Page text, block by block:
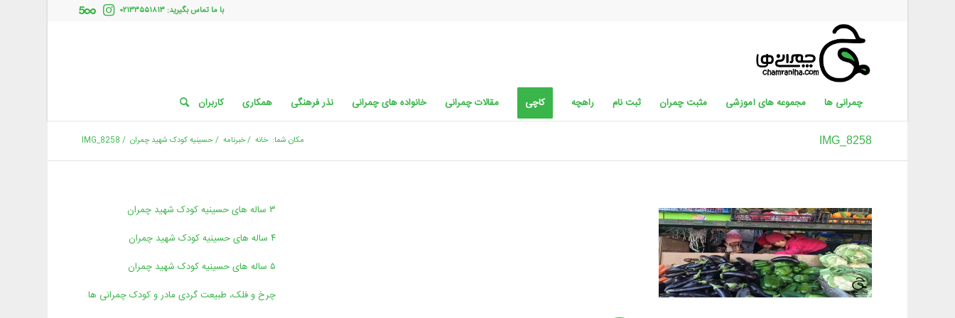
با ما تماس بگیرید: ۰۲۱۳۳۵۵۱۸۱۳
چمرانی ها مجموعه های آموزشی مثبت چمران ثبت نام راهچه کاچی مقالات چمرانی خانواده های چمرانی نذر فرهنگی همکاری کاربران
IMG_8258 مکان شما: خانه /خبرنامه /حسینیه کودک شهید چمران /
IMG_8258
۳ ساله های حسینیه کودک شهید چمران
۴ ساله های حسینیه کودک شهید چمران
۵ ساله های حسینیه کودک شهید چمران
چرخ و فلک، طبیعت گردی مادر و کودک چمرانی ها